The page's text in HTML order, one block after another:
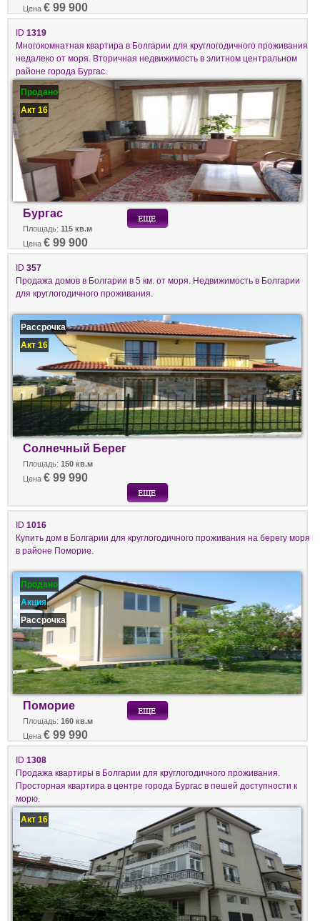
Цена € 99 900
ID 1319
Многокомнатная квартира в Болгарии для круглогодичного проживания
недалеко от моря. Вторичная недвижимость в элитном центральном
районе города Бургас.
Продано
Акт 16
Бургас
Площадь: 115 кв.м
Цена € 99 900
ID 357
Продажа домов в Болгарии в 5 км. от моря. Недвижимость в Болгарии
для круглогодичного проживания.
Рассрочка
Акт 16
Солнечный Берег
Площадь: 150 кв.м
Цена € 99 990
ID 1016
Купить дом в Болгарии для круглогодичного проживания на берегу моря
в районе Поморие.
Продано
Акция
Рассрочка
Поморие
Площадь: 160 кв.м
Цена € 99 990
ID 1308
Продажа квартиры в Болгарии для круглогодичного проживания.
Просторная квартира в центре города Бургас в пешей доступности к
морю.
Акт 16